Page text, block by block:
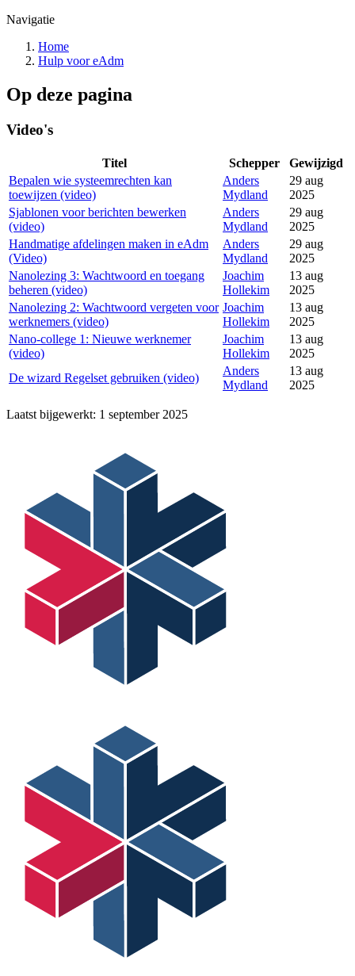
Navigatie
Home
Hulp voor eAdm
Op deze pagina
Video's
Titel Schepper
Gewijzigd
Bepalen wie systeemrechten kan
toewijzen (video)
Anders
Mydland
29 aug
2025
Sjablonen voor berichten bewerken
(video)
Anders
Mydland
29 aug
2025
Handmatige afdelingen maken in eAdm
(Video)
Anders
Mydland
29 aug
2025
Nanolezing 3: Wachtwoord en toegang
beheren (video)
Joachim
Hollekim
13 aug
2025
Nanolezing 2: Wachtwoord vergeten voor
werknemers (video)
Joachim
Hollekim
13 aug
2025
Nano-college 1: Nieuwe werknemer
(video)
Joachim
Hollekim
13 aug
2025
De wizard Regelset gebruiken (video)
Anders
Mydland
13 aug
2025
Laatst bijgewerkt: 1 september 2025